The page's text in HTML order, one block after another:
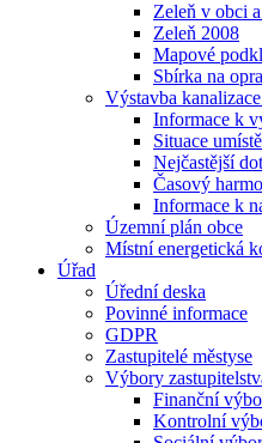
Zeleň v obci
Zeleň 2008
Mapové
Sbírka na
Výstavba
Informace k
Situace
Nejčastější
Časový
Informace k
Územní plán obce
Místní energetická
Úřad
Úřední deska
Povinné informace
GDPR
Zastupitelé městyse
Výbory
Finanční
Kontrolní